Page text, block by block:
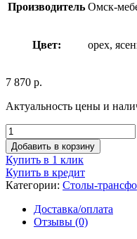
Производитель Омск-
Цвет: орех,
7 870 р.
Актуальность цены и
Добавить в корзину
Купить в 1 клик
Купить в кредит
Категории: Столы-
Доставка/оплата
Отзывы (0)